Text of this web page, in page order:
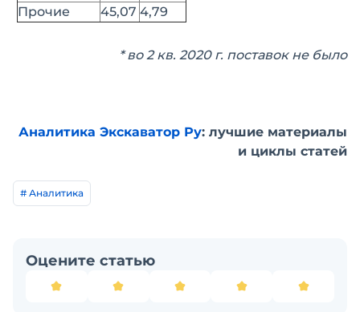
Прочие
45,07 4,79
* во 2 кв. 2020 г. поставок не было
Аналитика Экскаватор Ру: лучшие материалы
и циклы статей
# Аналитика
Оцените статью